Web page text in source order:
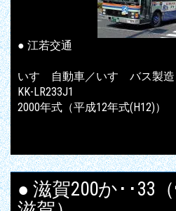
● 江若交通
いすゞ自動車／いすゞバス製造
KK-LR233J1
2000年式（平成12年式(H12)）
● 滋賀200か･･33